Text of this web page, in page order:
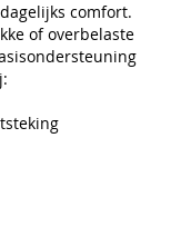
comfort.
of overbelaste